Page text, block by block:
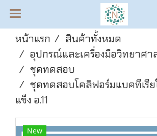
หน้าแรก
สินค้าทั้งหมด
อุปกรณ์และเครื่องมือวิทยาศา
ชุดทดสอบ
ชุดทดสอบโคลิฟอร์มแบคทีเรี
แข็ง อ.11
New